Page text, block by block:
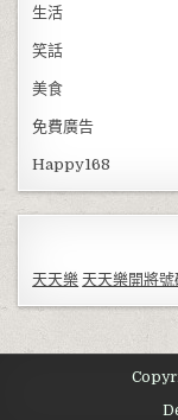
生活
笑話
美食
免費廣告
Happy168
天天樂 天天樂開將號